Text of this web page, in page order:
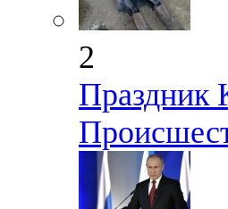
2
Праздник